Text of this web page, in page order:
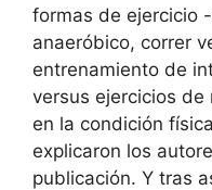
formas de ejercicio
anaeróbico, correr
entrenamiento de
versus ejercicios
en la condición
explicaron los
publicación. Y tras